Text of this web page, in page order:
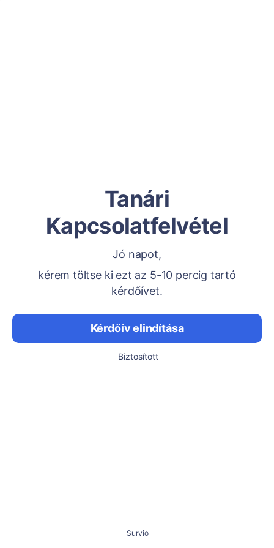
Tanári
Kapcsolatfelvétel
Jó napot,
kérem töltse ki ezt az 5-10 percig tartó
kérdőívet.
Kérdőív elindítása
Biztosított
Survio